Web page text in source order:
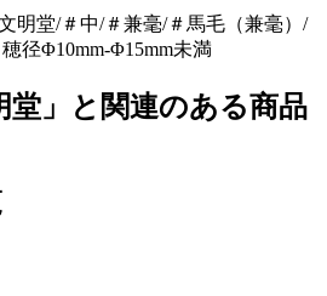
明堂/＃中/＃兼毫/＃馬毛（兼毫）/
径Φ10mm-Φ15mm未満
堂」と関連のある商品